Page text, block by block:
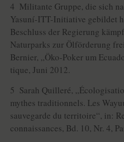
4 Militante Gruppe, die sich
Yasuní-ITT-Initiative gebildet
Beschluss der Regierung
Naturparks zur Ölförderung
Bernier, „Öko-Poker um
tique, Juni 2012.
5 Sarah Quilleré,
mythes traditionnels. Les
sauvegarde du territoire“, in:
connaissances, Bd. 10, Nr. 4,